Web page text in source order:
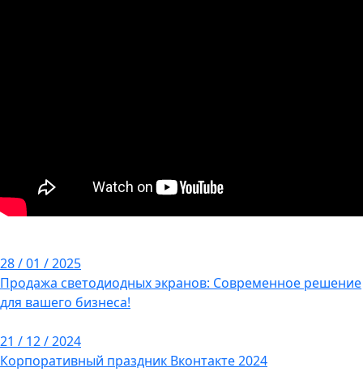
28 / 01 / 2025
Продажа светодиодных экранов: Современное решение
для вашего бизнеса!
21 / 12 / 2024
Корпоративный праздник Вконтакте 2024